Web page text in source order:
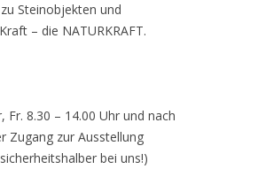
Steinobjekten und
– die NATURKRAFT.
Fr. 8.30 – 14.00 Uhr und nach
Zugang zur Ausstellung
bei uns!)